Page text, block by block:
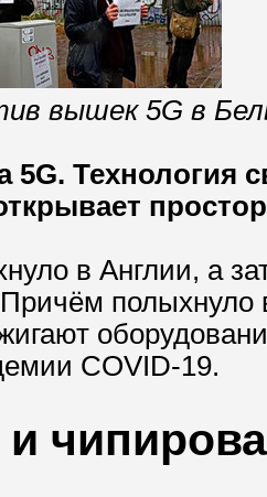
вышек 5G в
5G. Технология
в Англии, а
COVID-19.